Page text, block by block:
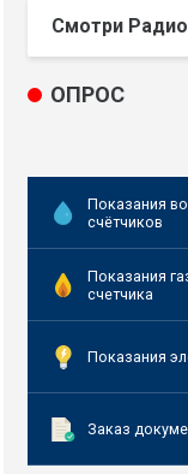
Смотри Радио
ОПРОС
Показания
счётчиков
Показания
счетчика
Показания
Заказ